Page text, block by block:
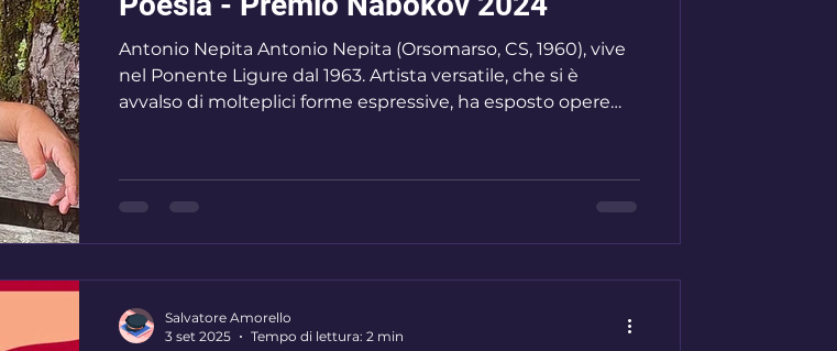
Antonio Nepita Antonio Nepita (Orsomarso, CS, 1960), vive
nel Ponente Ligure dal 1963. Artista versatile, che si è
avvalso di molteplici forme espressive, ha esposto opere
Spazio Italia (Friburgo), Museo di S. Paul de Vence, Palais de
l’Europe (Mentone), Palazzo del Parco (Bordighera), Spazio
Salvatore Amorello
3 set 2025
Tempo di lettura: 2 min